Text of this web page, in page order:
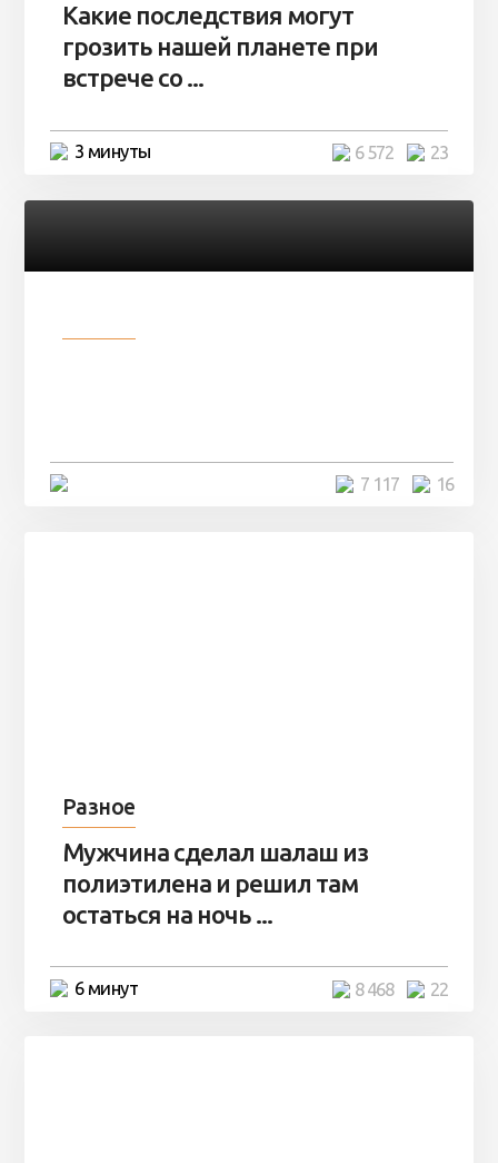
Какие последствия могут
грозить нашей планете при
встрече со ...
3 минуты 23
6 572
16
7 117
Разное
Мужчина сделал шалаш из
полиэтилена и решил там
остаться на ночь ...
6 минут 22
8 468